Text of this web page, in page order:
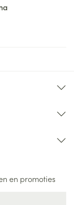
pagina
en promoties